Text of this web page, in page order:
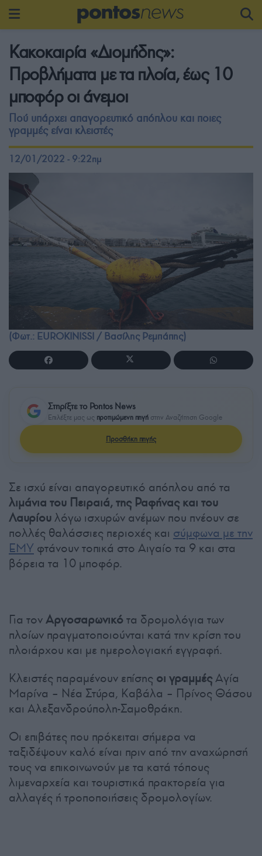
Κακοκαιρία «Διομήδης»:
Προβλήματα με τα πλοία, έως 10
μποφόρ οι άνεμοι
Πού υπάρχει απαγορευτικό απόπλου και ποιες
γραμμές είναι κλειστές
12/01/2022 - 9:22πμ
(Φωτ.: EUROKINISSI / Βασίλης Ρεμπάπης)
Στηρίξτε το Pontos News
Επιλέξτε μας ως προτιμώμενη πηγή στην Αναζήτηση Google
Προσθήκη πηγής
Σε ισχύ είναι απαγορευτικό απόπλου από τα
λιμάνια του Πειραιά, της Ραφήνας και του
Λαυρίουλόγω ισχυρών ανέμων που πνέουν σε
πολλές θαλάσσιες περιοχές και σύμφωνα με την
ΕΜΥ φτάνουν τοπικά στο Αιγαίο τα 9 και στα
βόρεια τα 10 μποφόρ.
Για τονΑργοσαρωνικότα δρομολόγια των
πλοίων πραγματοποιούνται κατά την κρίση του
πλοιάρχου και με ημερολογιακή εγγραφή.
Κλειστές παραμένουν επίσης οι γραμμέςΑγία
Μαρίνα – Νέα Στύρα, Καβάλα – Πρίνος Θάσου
και Αλεξανδρούπολη-Σαμοθράκη.
Οι επιβάτες που πρόκειται σήμερα να
ταξιδέψουν καλό είναι πριν από την αναχώρησή
τους να επικοινωνούν με τα κατά τόπους
λιμεναρχεία και τουριστικά πρακτορεία για
αλλαγές ή τροποποιήσεις δρομολογίων.